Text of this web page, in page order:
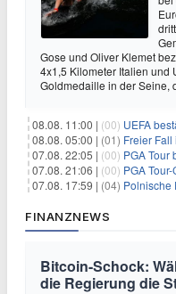
Gose und Oliver Klemet
4x1,5 Kilometer Italien und
Goldmedaille in der Seine,
08.08. 11:00 | (00) UEFA
08.08. 05:00 | (01) Freier Fall
07.08. 22:05 | (00) PGA Tour bleibt
07.08. 21:06 | (00) PGA Tour-CEO weist
07.08. 17:59 | (04) Polnische
FINANZNEWS
Bitcoin-Schock:
die Regierung die